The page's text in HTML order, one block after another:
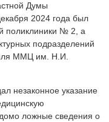
Думы
2024 года был
поликлиники № 2, а
подразделений
ММЦ им. Н.И.
незаконное указание
ложные сведения о